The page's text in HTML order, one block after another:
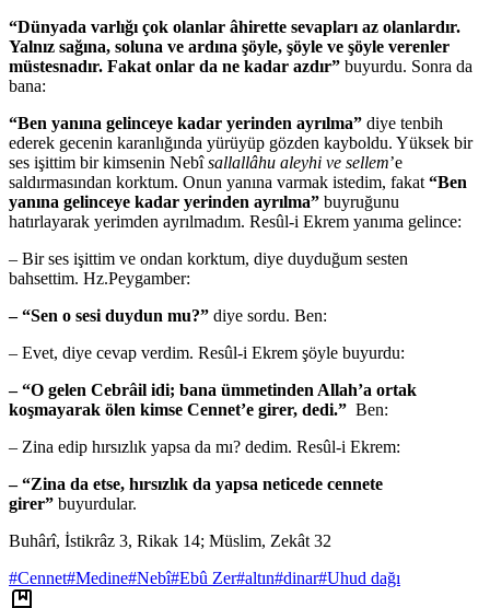
“Dünyada varlığı çok olanlar âhirette sevapları az olanlardır.
Yalnız sağına, soluna ve ardına şöyle, şöyle ve şöyle verenler
müstesnadır. Fakat onlar da ne kadar azdır” buyurdu. Sonra da
bana:
“Ben yanına gelinceye kadar yerinden ayrılma” diye tenbih
ederek gecenin karanlığında yürüyüp gözden kayboldu. Yüksek bir
ses işittim bir kimsenin Nebîsallallâhu aleyhi ve sellem’e
saldırmasından korktum. Onun yanına varmak istedim, fakat “Ben
yanına gelinceye kadar yerinden ayrılma” buyruğunu
hatırlayarak yerimden ayrılmadım. Resûl-i Ekrem yanıma gelince:
– Bir ses işittim ve ondan korktum, diye duyduğum sesten
bahsettim. Hz.Peygamber:
– “Sen o sesi duydun mu?” diye sordu. Ben:
– Evet, diye cevap verdim. Resûl-i Ekrem şöyle buyurdu:
– “O gelen Cebrâil idi; bana ümmetinden Allah’a ortak
koşmayarak ölen kimse Cennet’e girer, dedi.” Ben:
– Zina edip hırsızlık yapsa da mı? dedim. Resûl-i Ekrem:
– “Zina da etse, hırsızlık da yapsa neticede cennete
girer” buyurdular.
Buhârî, İstikrâz 3, Rikak 14; Müslim, Zekât 32
#Cennet#Medine#Nebî#Ebû Zer#altın#dinar#Uhud dağı